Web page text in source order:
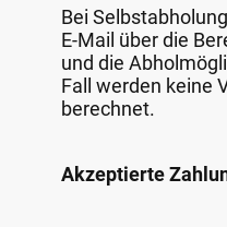
Bei
E-Mail über die
und die
Fall werden keine
berechnet.
Akzeptierte